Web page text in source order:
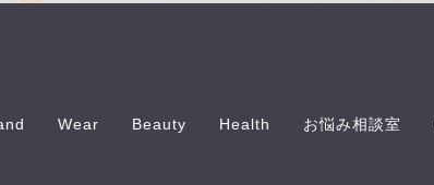
Wear Beauty Health お悩み相談室